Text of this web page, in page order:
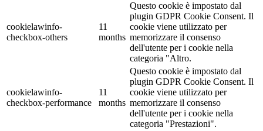
cookielawinfo-
checkbox-others
11
months
Questo cookie è impostato dal
plugin GDPR Cookie Consent. Il
cookie viene utilizzato per
memorizzare il consenso
dell'utente per i cookie nella
categoria "Altro.
cookielawinfo-
checkbox-performance
11
months
Questo cookie è impostato dal
plugin GDPR Cookie Consent. Il
cookie viene utilizzato per
memorizzare il consenso
dell'utente per i cookie nella
categoria "Prestazioni".